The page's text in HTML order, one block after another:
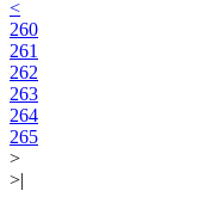
<
260
261
262
263
264
265
>
>|